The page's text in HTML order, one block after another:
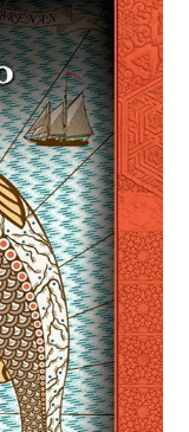
intitulada,
passada no
através
carajá.
Livro digital.